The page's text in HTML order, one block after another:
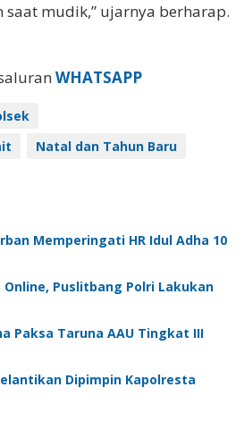
mudik,” ujarnya berharap.
WHATSAPP
Natal dan Tahun Baru
Memperingati HR Idul Adha 10
Puslitbang Polri Lakukan
Paksa Taruna AAU Tingkat III
Dipimpin Kapolresta